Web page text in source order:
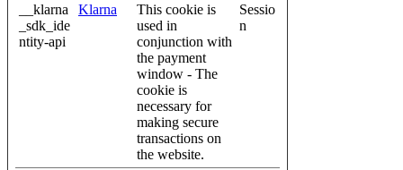
__klarna
_sdk_ide
ntity-api
Klarna
This cookie is
used in
conjunction with
the payment
window - The
cookie is
necessary for
making secure
transactions on
the website.
Sessio
n